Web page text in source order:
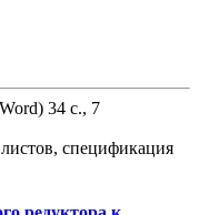
34 с., 7
спецификация